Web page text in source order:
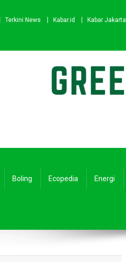
Terkini News Kabar.id Kabar Jakarta
Boling Ecopedia Energi